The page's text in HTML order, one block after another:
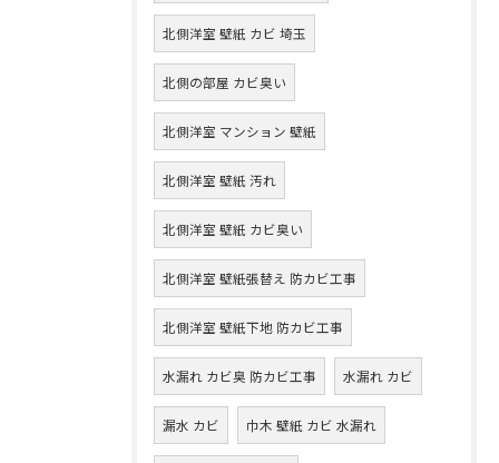
北側洋室 壁紙 カビ 埼玉
北側の部屋 カビ臭い
北側洋室 マンション 壁紙
北側洋室 壁紙 汚れ
北側洋室 壁紙 カビ臭い
北側洋室 壁紙張替え 防カビ工事
北側洋室 壁紙下地 防カビ工事
水漏れ カビ臭 防カビ工事 水漏れ カビ
漏水 カビ 巾木 壁紙 カビ 水漏れ